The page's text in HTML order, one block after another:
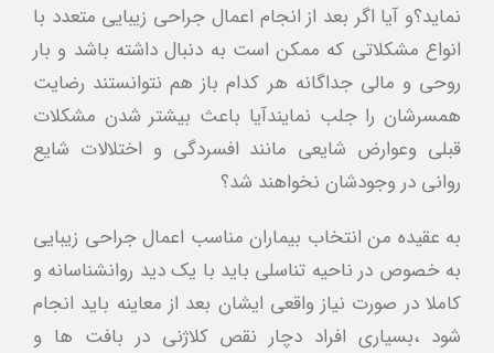
نمايد؟و آيا اگر بعد از انجام اعمال جراحي زيبايي متعدد با
انواع مشكلاتي كه ممكن است به دنبال داشته باشد و بار
روحي و مالي جداگانه هر كدام باز هم نتوانستند رضايت
همسرشان را جلب نمايندآيا باعث بيشتر شدن مشكلات
قبلي وعوارض شايعي مانند افسردگي و اختلالات شايع
رواني در وجودشان نخواهند شد؟
به عقيده من انتخاب بيماران مناسب اعمال جراحي زيبايي
به خصوص در ناحيه تناسلي بايد با يك ديد روانشناسانه و
كاملا در صورت نياز واقعي ايشان بعد از معاينه بايد انجام
شود ،بسياري افراد دچار نقص كلاژني در بافت ها و